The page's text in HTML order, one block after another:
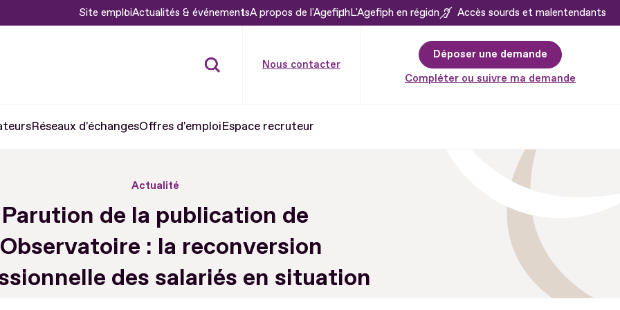
Site emploiActualités & événementsA propos de l'AgefiphL'Agefiph en région Accès sourds et malentendants
Nous contacter
Déposer une demande
Compléter ou suivre ma demande
Réseaux d'échangesOffres d'emploiEspace recruteur
Actualité
Parution de la publication de
: la reconversion
des salariés en situation